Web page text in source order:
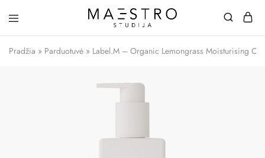
Studija
Pradžia » Parduotuvė » Label.M – Organic Lemongrass Moisturising